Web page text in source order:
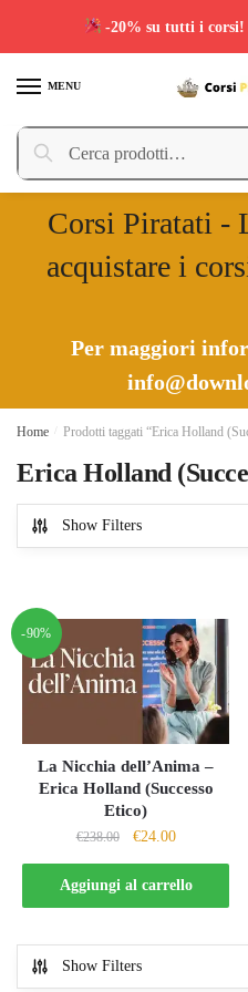
MENU
Cerca:
Cerca
Corsi Piratati -
acquistare i
Per maggiori
Home Prodotti taggati “Erica Holland
Erica Holland
Show Filters
-90%
La Nicchia dell’Anima –
Erica Holland (Successo
Etico)
€238.00
Il
prezzo
originale
era:
€24.00Il
prezzo
attuale
è:
Aggiungi al carrello
Show Filters
-20% su tutti i corsi!